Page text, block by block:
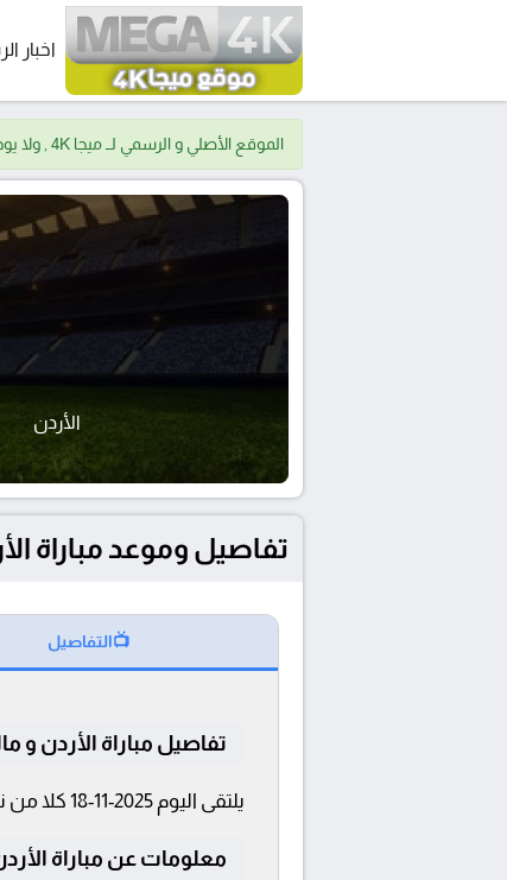
اخبار
الموقع الأصلي و الرسمي لــ ميجا 4K , ولا يوجد لدينا موقع اخر.
الأردن
تفاصيل وموعد مباراة الأردن و مالي بتاريخ
📺التفاصيل
تفاصيل مباراة الأردن و
يلتقى اليوم 2025-11-18 كلا من نادى الأردن و مالي فى بطولة مباريات ودية دولية فى تمام الساعة 21:30 بتوقيت القاهرة و 21:30.
معلومات عن مباراة الأردن و مالي